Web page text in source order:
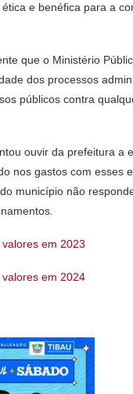
e benéfica para a
que o Ministério
dos processos
públicos contra
ouvir da prefeitura a
nos gastos com esses
município não
em 2023
em 2024